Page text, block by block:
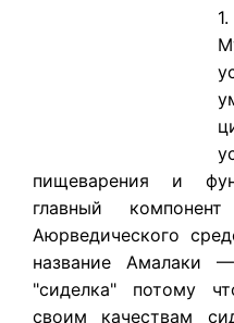
пищеварения и
главный
Аюрведического
название Амалаки
"сиделка" потому
своим качествам